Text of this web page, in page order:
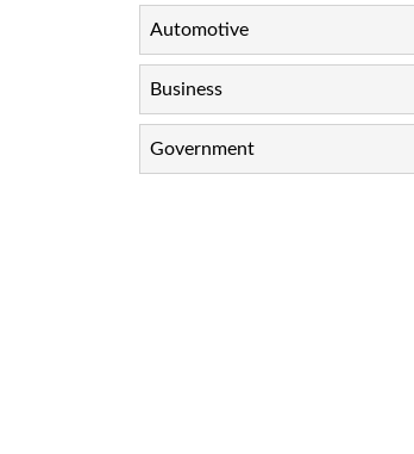
Automotive
Business
Government